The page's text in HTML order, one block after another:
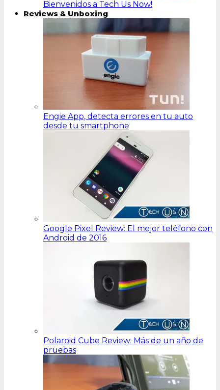
Bienvenidos a Tech Us Now!
Reviews & Unboxing
Engie App, detecta errores en tu auto
desde tu smartphone
Google Pixel Review: El mejor teléfono con
Android de 2016
Polaroid Cube Review: Más de un año de
pruebas